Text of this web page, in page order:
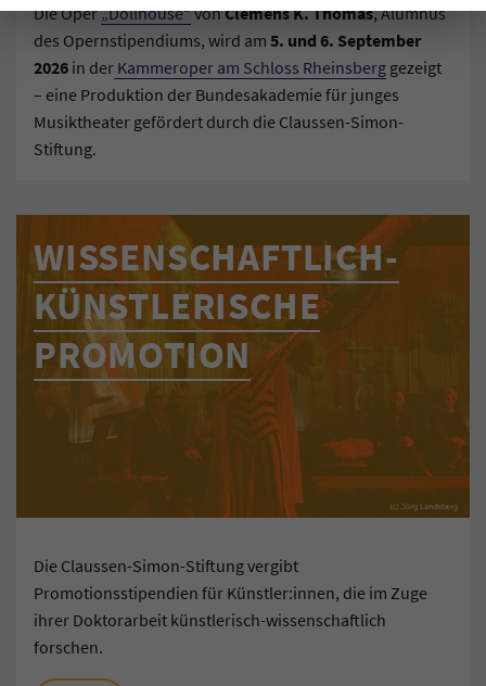
Die Oper„Dollhouse“vonClemens K. Thomas, Alumnus
des Opernstipendiums, wird am 5. und 6. September
2026 in der Kammeroper am Schloss Rheinsberg gezeigt
– eine Produktion der Bundesakademie für junges
Musiktheater gefördert durch die Claussen-Simon-
Stiftung.
WISSENSCHAFTLICH-
KÜNSTLERISCHE
PROMOTION
Die Claussen-Simon-Stiftung vergibt
Promotionsstipendien für Künstler:innen, die im Zuge
ihrer Doktorarbeit künstlerisch-wissenschaftlich
forschen.